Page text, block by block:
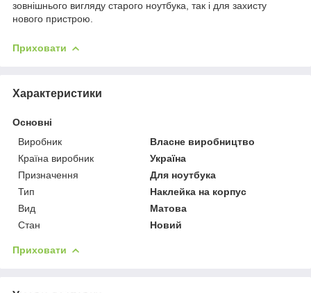
зовнішнього вигляду старого ноутбука, так і для захисту
нового пристрою.
Приховати
Характеристики
Основні
Виробник
Власне виробництво
Країна виробник
Україна
Призначення
Для ноутбука
Тип
Наклейка на корпус
Вид
Матова
Стан
Новий
Приховати